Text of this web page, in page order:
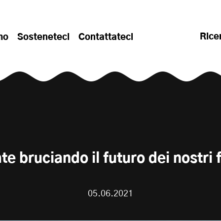
Sosteneteci Contattateci
bruciando il futuro dei nostri
05.06.2021